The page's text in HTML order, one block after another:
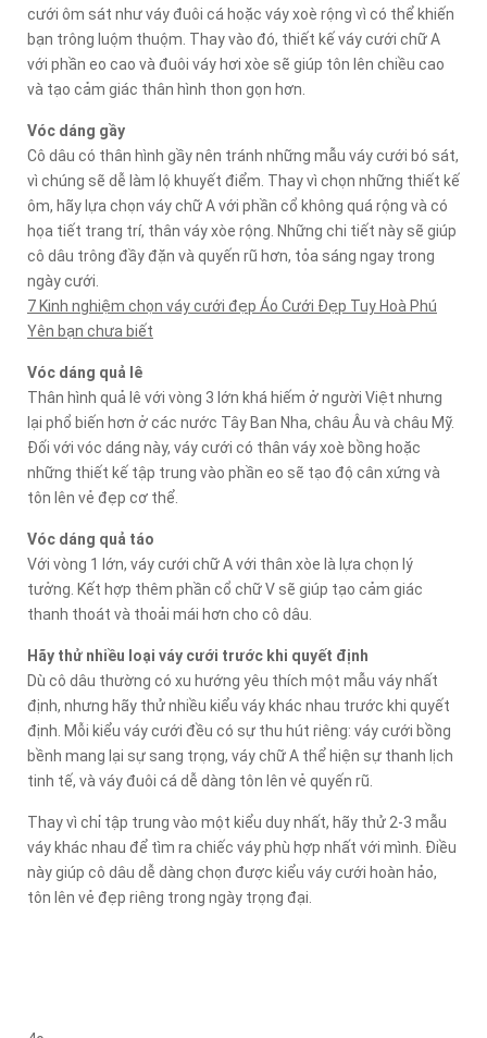
cưới ôm sát như váy đuôi cá hoặc váy xoè rộng vì có thể khiến
bạn trông luộm thuộm. Thay vào đó, thiết kế váy cưới chữ A
với phần eo cao và đuôi váy hơi xòe sẽ giúp tôn lên chiều cao
và tạo cảm giác thân hình thon gọn hơn.
Vóc dáng gầy
Cô dâu có thân hình gầy nên tránh những mẫu váy cưới bó sát,
vì chúng sẽ dễ làm lộ khuyết điểm. Thay vì chọn những thiết kế
ôm, hãy lựa chọn váy chữ A với phần cổ không quá rộng và có
họa tiết trang trí, thân váy xòe rộng. Những chi tiết này sẽ giúp
cô dâu trông đầy đặn và quyến rũ hơn, tỏa sáng ngay trong
ngày cưới.
7 Kinh nghiệm chọn váy cưới đẹp Áo Cưới Đẹp Tuy Hoà Phú
Yên bạn chưa biết
Vóc dáng quả lê
Thân hình quả lê với vòng 3 lớn khá hiếm ở người Việt nhưng
lại phổ biến hơn ở các nước Tây Ban Nha, châu Âu và châu Mỹ.
Đối với vóc dáng này, váy cưới có thân váy xoè bồng hoặc
những thiết kế tập trung vào phần eo sẽ tạo độ cân xứng và
tôn lên vẻ đẹp cơ thể.
Vóc dáng quả táo
Với vòng 1 lớn, váy cưới chữ A với thân xòe là lựa chọn lý
tưởng. Kết hợp thêm phần cổ chữ V sẽ giúp tạo cảm giác
thanh thoát và thoải mái hơn cho cô dâu.
Hãy thử nhiều loại váy cưới trước khi quyết định
Dù cô dâu thường có xu hướng yêu thích một mẫu váy nhất
định, nhưng hãy thử nhiều kiểu váy khác nhau trước khi quyết
định. Mỗi kiểu váy cưới đều có sự thu hút riêng: váy cưới bồng
bềnh mang lại sự sang trọng, váy chữ A thể hiện sự thanh lịch
tinh tế, và váy đuôi cá dễ dàng tôn lên vẻ quyến rũ.
Thay vì chỉ tập trung vào một kiểu duy nhất, hãy thử 2-3 mẫu
váy khác nhau để tìm ra chiếc váy phù hợp nhất với mình. Điều
này giúp cô dâu dễ dàng chọn được kiểu váy cưới hoàn hảo,
tôn lên vẻ đẹp riêng trong ngày trọng đại.